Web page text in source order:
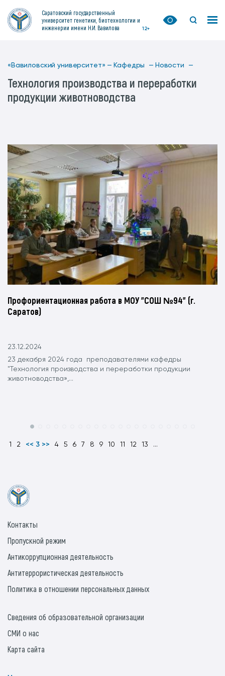
Саратовский государственный
университет генетики, биотехнологии и
инженерии имени Н.И. Вавилова
12+
«Вавиловский университет» — Кафедры — Новости —
Технология производства и переработки
продукции животноводства
Профориентационная работа в МОУ "СОШ №94" (г.
Саратов)
23.12.2024
23 декабря 2024 года преподавателями кафедры
"Технология производства и переработки продукции
животноводства»,...
1 2 << 3 >> 4 5 6 7 8 9 10 11 12 13 ...
Контакты
Пропускной режим
Антикоррупционная деятельность
Антитеррористическая деятельность
Политика в отношении персональных данных
Сведения об образовательной организации
СМИ о нас
Карта сайта